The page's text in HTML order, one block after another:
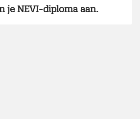
je NEVI-diploma aan.